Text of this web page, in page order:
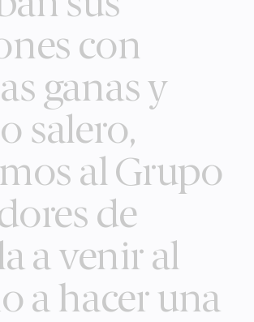
con
ganas y
salero,
al Grupo
de
a venir al
a hacer una